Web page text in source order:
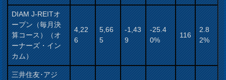
DIAM J-REITオ
ープン（毎月決
算コース）（オ
ーナーズ・イン
カム）
4,22
6
5,66
5
-1,43
9
-25.4
0%
116
2.8
2%
三井住友･アジ